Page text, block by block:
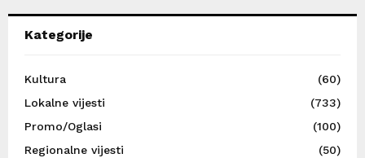
Kategorije
Kultura
(60)
Lokalne vijesti
(733)
Promo/Oglasi
(100)
Regionalne vijesti
(50)